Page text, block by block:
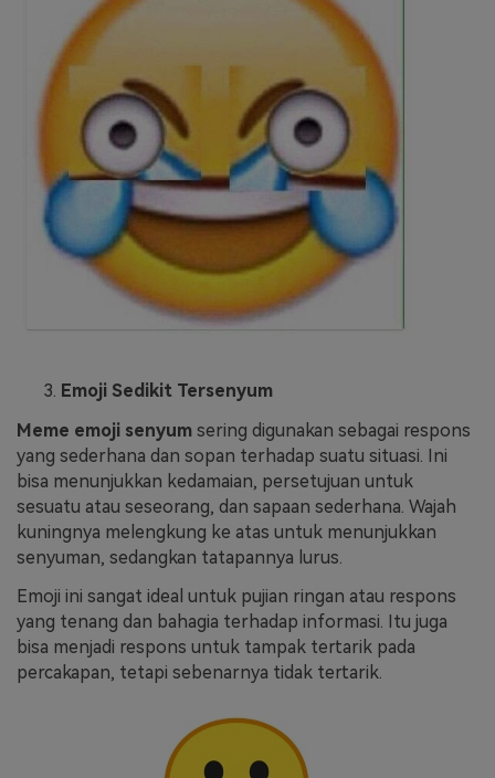
Emoji Sedikit Tersenyum
Meme emoji senyum sering digunakan sebagai respons
yang sederhana dan sopan terhadap suatu situasi. Ini
bisa menunjukkan kedamaian, persetujuan untuk
sesuatu atau seseorang, dan sapaan sederhana. Wajah
kuningnya melengkung ke atas untuk menunjukkan
senyuman, sedangkan tatapannya lurus.
Emoji ini sangat ideal untuk pujian ringan atau respons
yang tenang dan bahagia terhadap informasi. Itu juga
bisa menjadi respons untuk tampak tertarik pada
percakapan, tetapi sebenarnya tidak tertarik.